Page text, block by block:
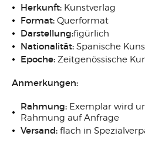
Herkunft: Kunstverlag
Format: Querformat
Darstellung:figürlich
Nationalität: Spanische
Epoche: Zeitgenössische
Anmerkungen:
Rahmung: Exemplar wird
Rahmung auf Anfrage
Versand: flach in